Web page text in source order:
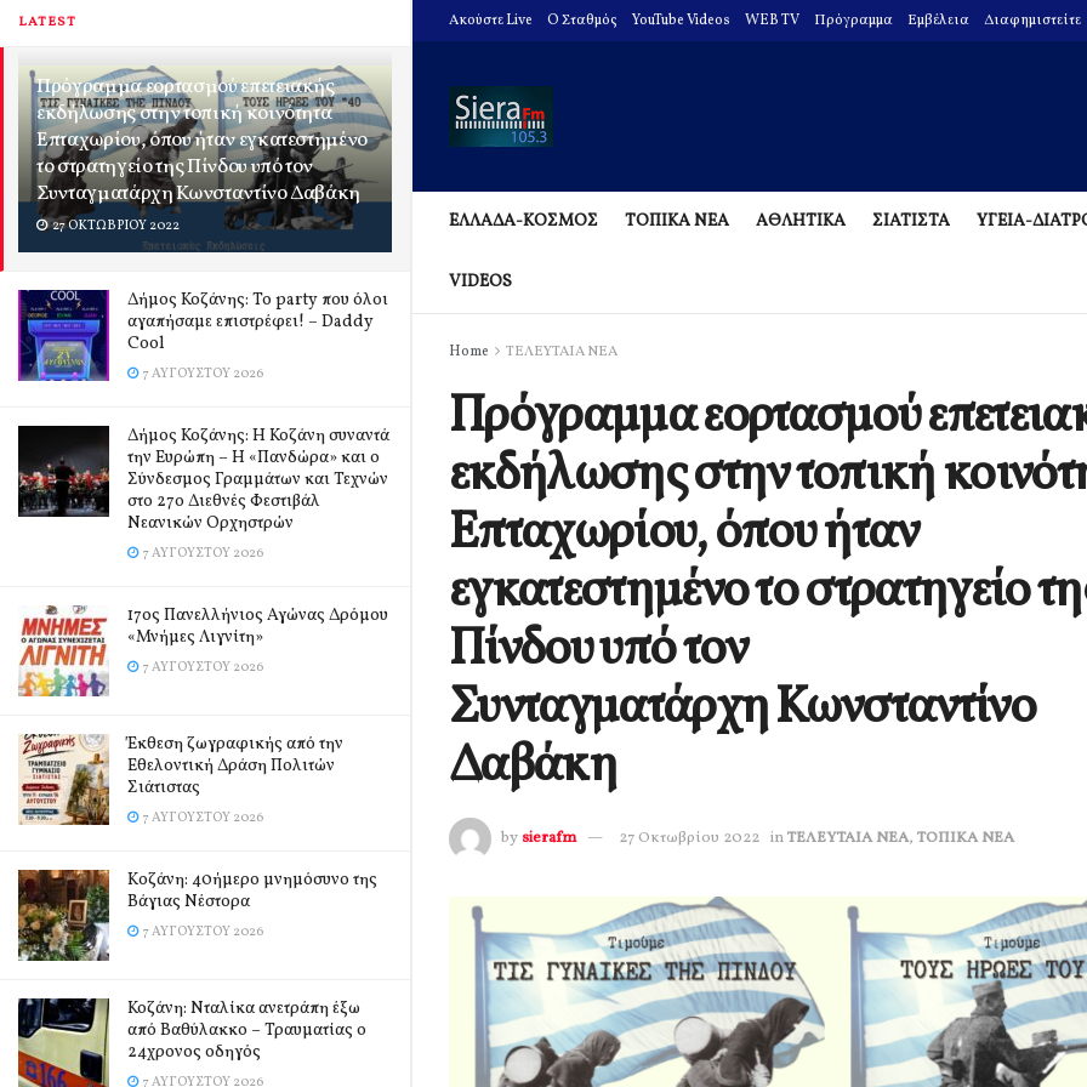
LATEST
Πρόγραμμα εορτασμού επετειακής
εκδήλωσης στην τοπική κοινότητα
Επταχωρίου, όπου ήταν εγκατεστημένο
το στρατηγείο της Πίνδου υπό τον
Συνταγματάρχη Κωνσταντίνο Δαβάκη
27 ΟΚΤΩΒΡΊΟΥ 2022
Δήμος Κοζάνης: Το party που όλοι
αγαπήσαμε επιστρέφει! – Daddy
Cool
7 ΑΥΓΟΎΣΤΟΥ 2026
Δήμος Κοζάνης: Η Κοζάνη συναντά
την Ευρώπη – Η «Πανδώρα» και ο
Σύνδεσμος Γραμμάτων και Τεχνών
στο 27ο Διεθνές Φεστιβάλ
Νεανικών Ορχηστρών
7 ΑΥΓΟΎΣΤΟΥ 2026
17ος Πανελλήνιος Αγώνας Δρόμου
«Μνήμες Λιγνίτη»
7 ΑΥΓΟΎΣΤΟΥ 2026
Έκθεση ζωγραφικής από την
Εθελοντική Δράση Πολιτών
Σιάτιστας
7 ΑΥΓΟΎΣΤΟΥ 2026
Kοζάνη: 40ήμερο μνημόσυνο της
Βάγιας Νέστορα
7 ΑΥΓΟΎΣΤΟΥ 2026
Κοζάνη: Νταλίκα ανετράπη έξω
από Βαθύλακκο – Τραυματίας ο
24χρονος οδηγός
7 ΑΥΓΟΎΣΤΟΥ 2026
Ακούστε Live O Σταθμός YouTube Videos WEB TV Πρόγραμμα Εμβέλεια Διαφημιστείτε
ΕΛΛΑΔΑ-ΚΟΣΜΟΣ ΤΟΠΙΚΑ ΝΕΑ ΑΘΛΗΤΙΚΑ ΣΙΑΤΙΣΤΑ ΥΓΕΙΑ-
VIDEOS
Home ΤΕΛΕΥΤΑΙΑ ΝΕΑ
Πρόγραμμα εορτασμού
εκδήλωσης στην τοπική
Επταχωρίου, όπου ήταν
εγκατεστημένο το στρατηγείο
Πίνδου υπό τον
Συνταγματάρχη Κωνσταντίνο
Δαβάκη
by sierafm 27 Οκτωβρίου 2022 inΤΕΛΕΥΤΑΙΑ ΝΕΑ, ΤΟΠΙΚΑ ΝΕΑ